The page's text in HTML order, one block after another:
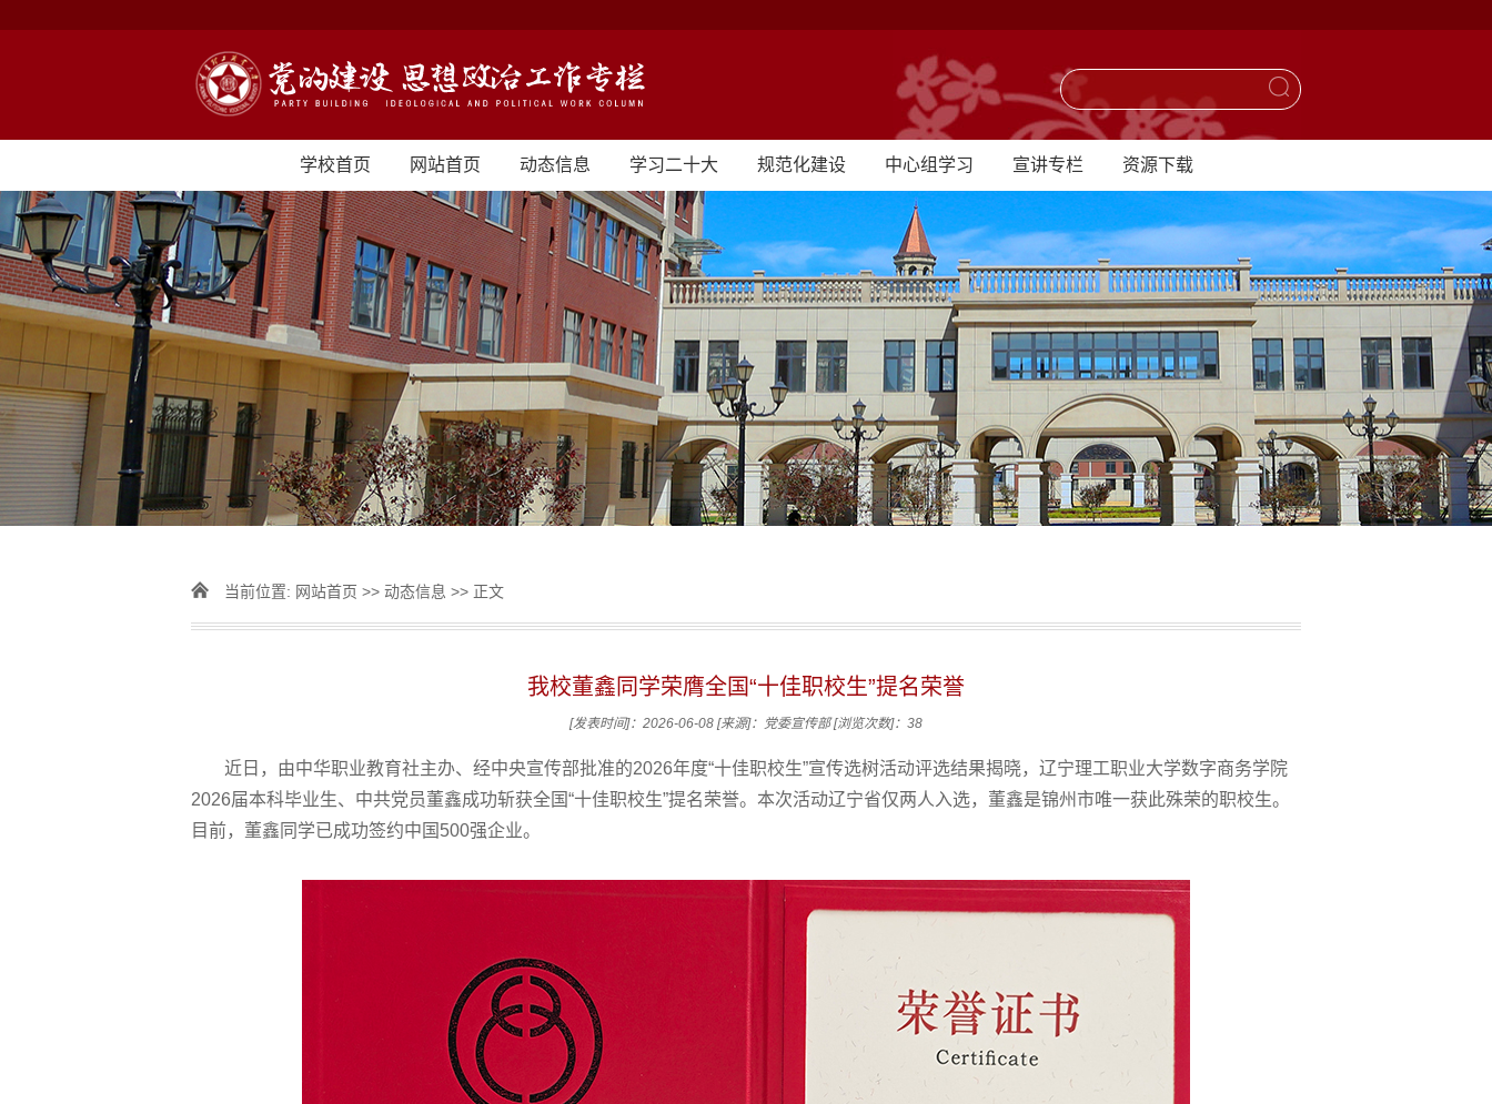
学校首页 网站首页 动态信息 学习二十大 规范化建设 中心组学习 宣讲专栏 资源下载
当前位置: 网站首页 >> 动态信息 >> 正文
我校董鑫同学荣膺全国“十佳职校生”提名荣誉
[发表时间]：2026-06-08 [来源]：党委宣传部[浏览次数]： 38
近日，由中华职业教育社主办、经中央宣传部批准的2026年度“十佳职校生”宣传选树活动评选结果揭晓，辽宁理工职业大学数字商务学院
2026届本科毕业生、中共党员董鑫成功斩获全国“十佳职校生”提名荣誉。本次活动辽宁省仅两人入选，董鑫是锦州市唯一获此殊荣的职校生。
目前，董鑫同学已成功签约中国500强企业。